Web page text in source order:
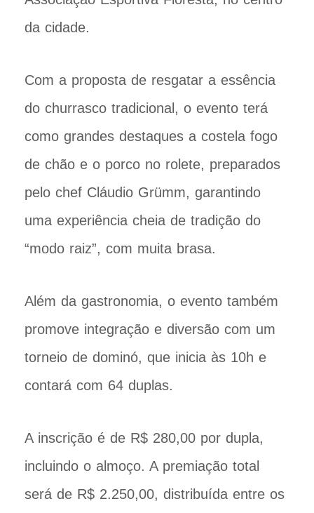
da cidade.
Com a proposta de resgatar a essência
do churrasco tradicional, o evento terá
como grandes destaques a costela fogo
de chão e o porco no rolete, preparados
pelo chef Cláudio Grümm, garantindo
uma experiência cheia de tradição do
“modo raiz”, com muita brasa.
Além da gastronomia, o evento também
promove integração e diversão com um
torneio de dominó, que inicia às 10h e
contará com 64 duplas.
A inscrição é de R$ 280,00 por dupla,
incluindo o almoço. A premiação total
será de R$ 2.250,00, distribuída entre os